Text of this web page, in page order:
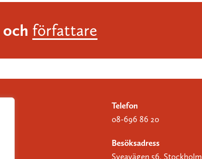
och författare
Telefon
08-696 86 20
Besöksadress
Sveavägen 56, Stockholm